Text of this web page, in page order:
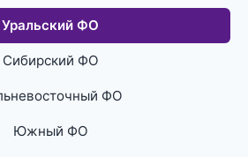
Уральский ФО
Сибирский ФО
ФО
Южный ФО